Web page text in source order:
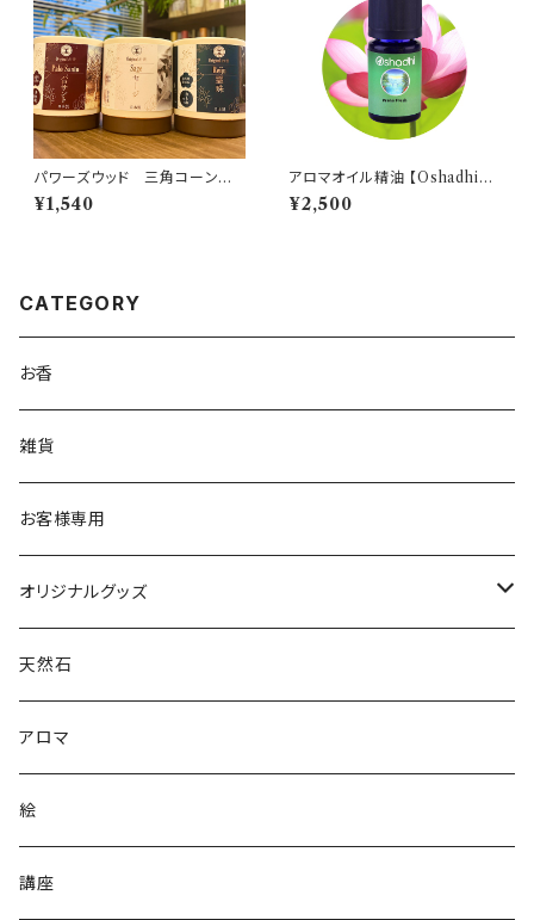
パワーズウッド 三角コーンお
香 お塩入り 無香料 無添
¥1,540
アロマオイル精油 【Oshadhi】
シナジーブレンド プラーナフレ
ッシュ
¥2,500
CATEGORY
お香
雑貨
お客様専用
オリジナルグッズ
シールステッカー
天然石
アロマ
絵
講座